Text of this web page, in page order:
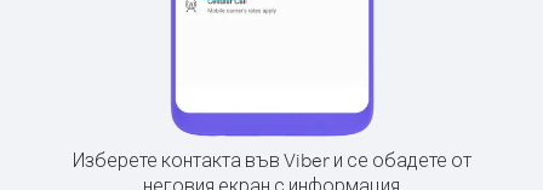
Изберете контакта във Viber и се обадете от
неговия екран с информация